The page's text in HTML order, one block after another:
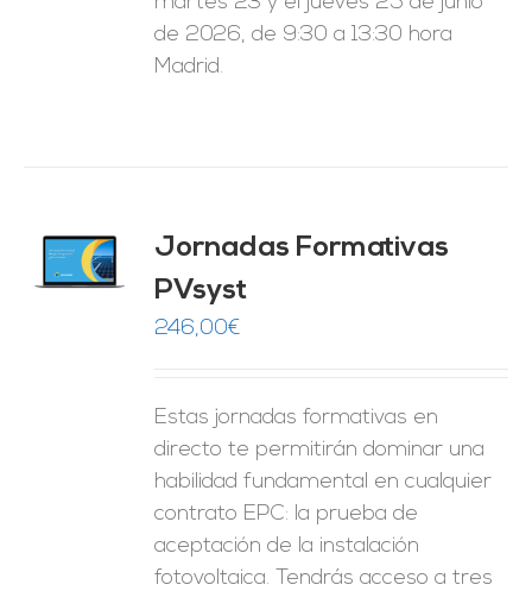
de 2026, de 9:30 a 13:30 hora
Madrid.
Jornadas Formativas
PVsyst
246,00€
Estas jornadas formativas en
directo te permitirán dominar una
habilidad fundamental en cualquier
contrato EPC: la prueba de
aceptación de la instalación
fotovoltaica. Tendrás acceso a tres